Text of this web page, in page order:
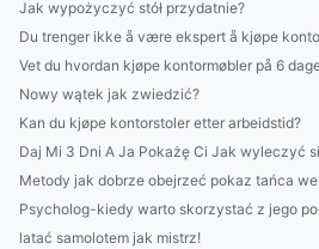
Jak wypożyczyć stół przydatnie?
Du trenger ikke å være ekspert å kjøpe
Vet du hvordan kjøpe kontormøbler på 6
Nowy wątek jak zwiedzić?
Kan du kjøpe kontorstoler etter arbeidstid?
Daj Mi 3 Dni A Ja Pokażę Ci Jak wyleczyć
Metody jak dobrze obejrzeć pokaz tańca we
Psycholog-kiedy warto skorzystać z jego
latać samolotem jak mistrz!